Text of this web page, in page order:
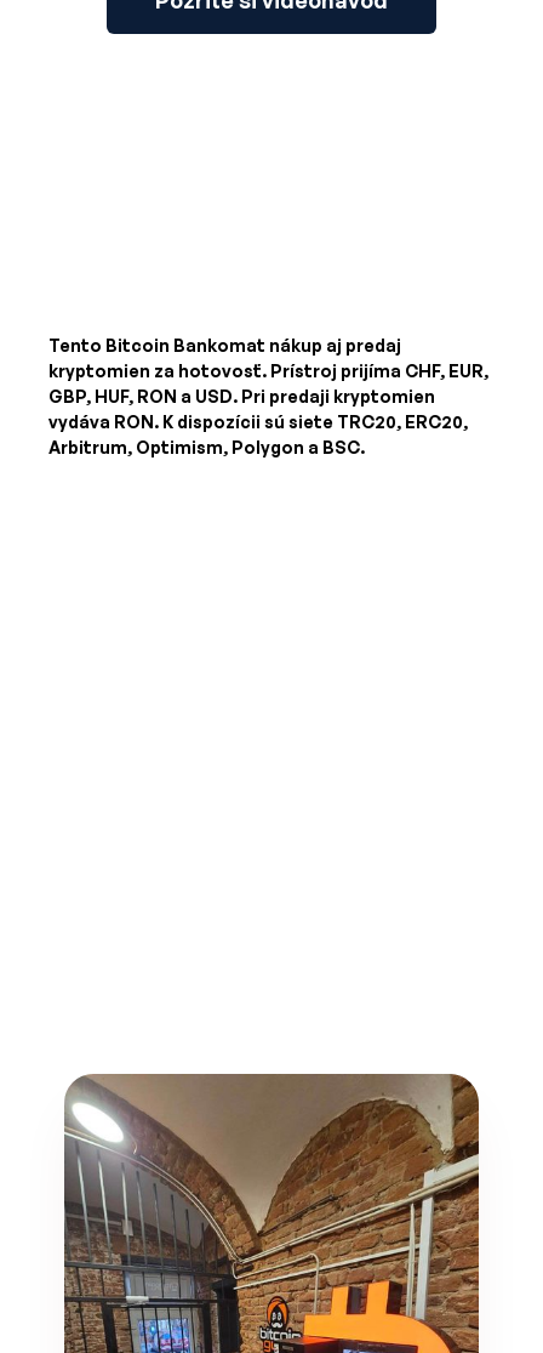
Tento Bitcoin Bankomat nákup aj predaj
kryptomien za hotovosť. Prístroj prijíma CHF, EUR,
GBP, HUF, RON a USD. Pri predaji kryptomien
vydáva RON. K dispozícii sú siete TRC20, ERC20,
Arbitrum, Optimism, Polygon a BSC.